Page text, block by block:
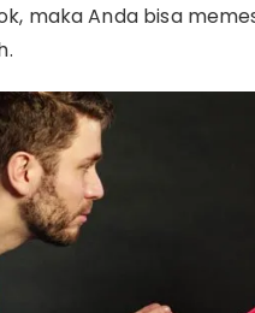
maka Anda bisa